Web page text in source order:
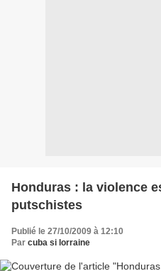
Honduras : la violence
putschistes
Publié le 27/10/2009 à 12:10
Par cuba si lorraine